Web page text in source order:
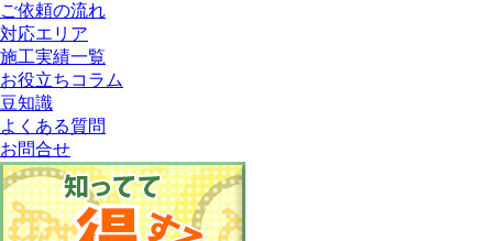
ご依頼の流れ
対応エリア
施工実績一覧
お役立ちコラム
豆知識
よくある質問
お問合せ